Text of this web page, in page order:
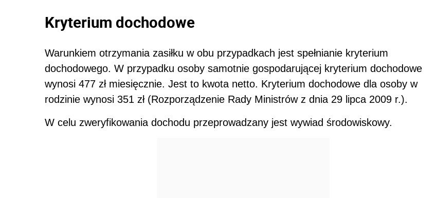
Kryterium dochodowe
Warunkiem otrzymania zasiłku w obu przypadkach jest spełnianie kryterium
dochodowego. W przypadku osoby samotnie gospodarującej kryterium dochodowe
wynosi 477 zł miesięcznie. Jest to kwota netto. Kryterium dochodowe dla osoby w
rodzinie wynosi 351 zł (Rozporządzenie Rady Ministrów z dnia 29 lipca 2009 r.).
W celu zweryfikowania dochodu przeprowadzany jest wywiad środowiskowy.